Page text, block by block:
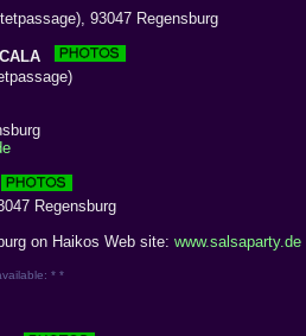
93047 Regensburg
Regensburg
on Haikos Web site: www.salsaparty.de
* *